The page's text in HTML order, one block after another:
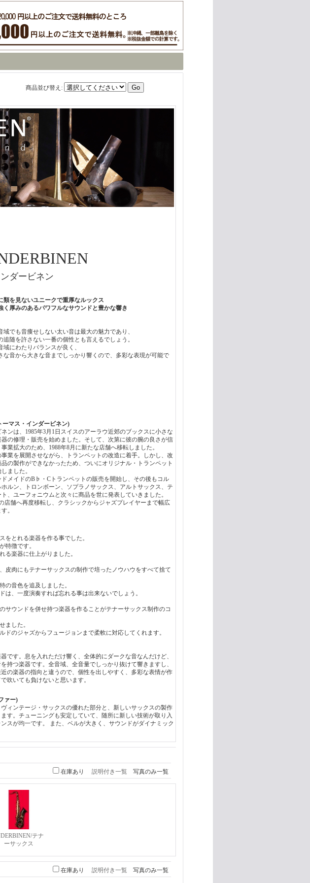
商品並び替え :
ダービネン
類を見ないユニークで重厚なルックス
く厚みのあるパワフルなサウンドと豊かな響き
域でも音痩せしない太い音は最大の魅力であり、
追随を許さない一番の個性とも言えるでしょう。
域にわたりバランスが良く、
な音から大きな音までしっかり響くので、多彩な表現が可能で
ーマス・インダービネン)
ンは、1985年3月1日スイスのアーラウ近郊のブックスに小さな
の修理・販売を始めました。そして、次第に彼の腕の良さが信
業拡大のため、1988年8月に新たな店舗へ移転しました。
業を展開させながら、トランペットの改造に着手。しかし、改
の製作ができなかったため、ついにオリジナル・トランペット
ました。
ドメイドのB♭・Cトランペットの販売を開始し、その後もコル
ルン、トロンボーン、ソプラノサックス、アルトサックス、テ
、ユーフォニウムと次々に商品を世に発表していきました。
店舗へ再度移転し、クラシックからジャズプレイヤーまで幅広
。
をとれる楽器を作る事でした。
特徴です。
る楽器に仕上がりました。
皮肉にもテナーサックスの制作で培ったノウハウをすべて捨て
の音色を追及しました。
、一度演奏すれば忘れる事は出来ないでしょう。
サウンドを併せ持つ楽器を作ることがテナーサックス制作のコ
ました。
のジャズからフュージョンまで柔軟に対応してくれます。
です。息を入れただけ響く、全体的にダークな音なんだけど、
持つ楽器です。全音域、全音量でしっかり抜けて響きますし、
の楽器の指向と違うので、個性を出しやすく、多彩な表情が作
吹いても負けないと思います。
ァー)
ィンテージ・サックスの優れた部分と、新しいサックスの製作
す。チューニングも安定していて、随所に新しい技術が取り入
スが均一です。 また、ベルが大きく、サウンドがダイナミック
在庫あり 説明付き一覧 写真のみ一覧
テナ
ーサックス
在庫あり 説明付き一覧 写真のみ一覧